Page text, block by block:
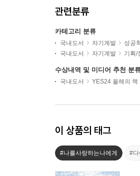
관련분류
카테고리 분류
국내도서 자기계발
성공
국내도서
자기계발 기획/
수상내역 및 미디어 추천 분
국내도서 YES24 올해의 책
이 상품의 태그
#나를사랑하는나에게 #다